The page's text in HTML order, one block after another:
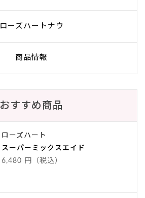
ローズハートナウ
商品情報
おすすめ商品
ローズハート
スーパーミックスエイド
6,480 円（税込）